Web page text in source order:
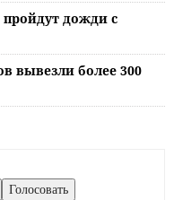
пройдут дожди с
вывезли более 300